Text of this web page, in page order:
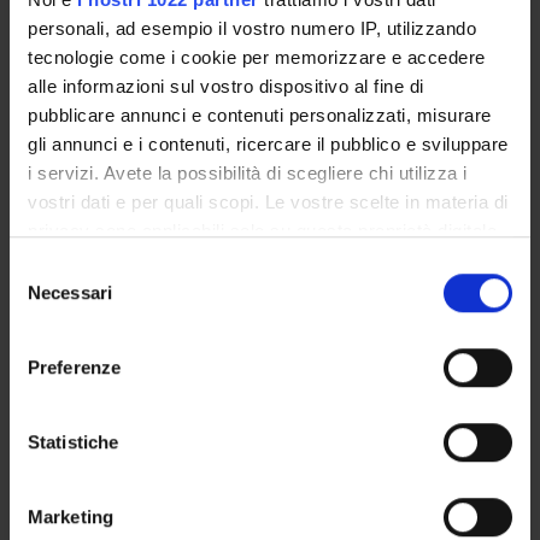
personali, ad esempio il vostro numero IP, utilizzando
tecnologie come i cookie per memorizzare e accedere
alle informazioni sul vostro dispositivo al fine di
pubblicare annunci e contenuti personalizzati, misurare
gli annunci e i contenuti, ricercare il pubblico e sviluppare
i servizi. Avete la possibilità di scegliere chi utilizza i
vostri dati e per quali scopi. Le vostre scelte in materia di
modificare o revocare il proprio consenso in qualsiasi
momento dalla Dichiarazione sui cookie o facendo clic
raccogliere informazioni sulla tua posizione
geografica, con un'approssimazione di qualche
Identificare il tuo dispositivo, scansionandolo
delNecessari
Preferenze
Statistiche
Marketing
OFFERTA FORMATIVA
DOTTORATI, MASTER E FORMAZIONE SUPERIORE
Persone
Calendario